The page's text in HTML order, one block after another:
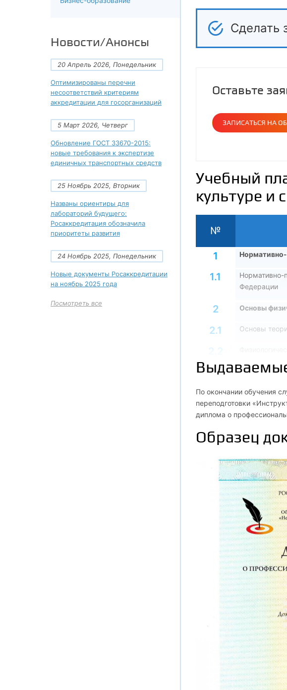
Новости/Анонсы
20 Апрель 2026, Понедельник
Оптимизированы перечни
несоответствий критериям
аккредитации для госорганизаций
5 Март 2026, Четверг
Обновление ГОСТ 33670-2015:
новые требования к экспертизе
единичных транспортных средств
25 Ноябрь 2025, Вторник
Названы ориентиры для
лабораторий будущего:
Росаккредитация обозначила
приоритеты развития
24 Ноябрь 2025, Понедельник
Новые документы Росаккредитации
на ноябрь 2025 года
Посмотреть все
Сделать
Оставьте
ЗАПИСАТЬСЯ НА
Учебный
культуре и
№
1 Нормативно-
1.1
Нормативно-
Федерации
2 Основы
2.1 Основы
2.2
2.3 История
2.4 Основы
2.5 Физическая
2.6 Контроль и
2.7
2.8 Адаптация и
Психолого-
Основы
Профильная
Методика
Физическая
4.3 Общая и
Основы
Методика
Спортивная
По окончании обучения
переподготовки
диплома о
Образец